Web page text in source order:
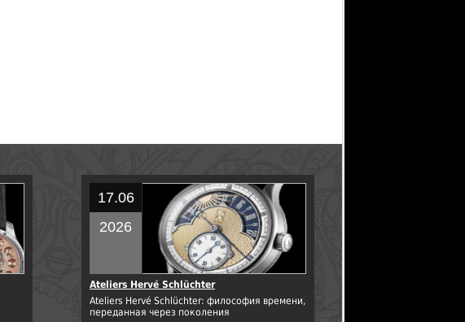
17.06
2026
Ateliers Hervé Schlüchter
Ateliers Hervé Schlüchter: философия времени,
переданная через поколения